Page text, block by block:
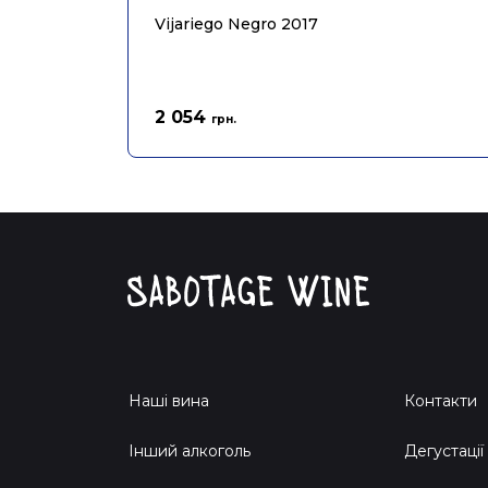
Vijariego Negro 2017
2 054 грн.
Наші вина
Інший алкоголь
Контакти
Дегустації